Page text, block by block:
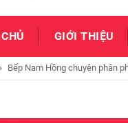
GIỚI THIỆU
Bếp Nam Hồng chuyên phân